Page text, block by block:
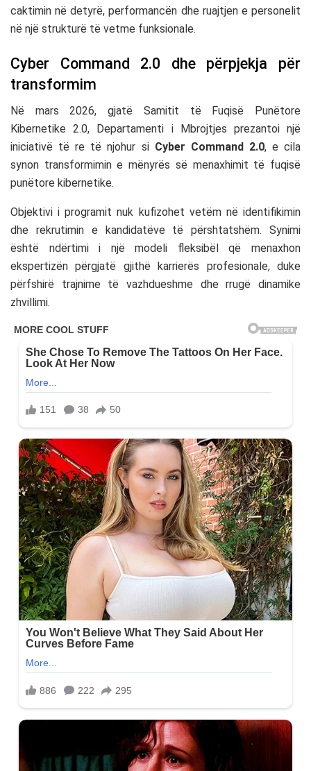
caktimin në detyrë, performancën dhe ruajtjen e personelit
në një strukturë të vetme funksionale.
Cyber Command 2.0 dhe përpjekja për
transformim
Në mars 2026, gjatë Samitit të Fuqisë Punëtore
Kibernetike 2.0, Departamenti i Mbrojtjes prezantoi një
iniciativë të re të njohur si Cyber Command 2.0, e cila
synon transformimin e mënyrës së menaxhimit të fuqisë
punëtore kibernetike.
Objektivi i programit nuk kufizohet vetëm në identifikimin
dhe rekrutimin e kandidatëve të përshtatshëm. Synimi
është ndërtimi i një modeli fleksibël që menaxhon
ekspertizën përgjatë gjithë karrierës profesionale, duke
përfshirë trajnime të vazhdueshme dhe rrugë dinamike
zhvillimi.